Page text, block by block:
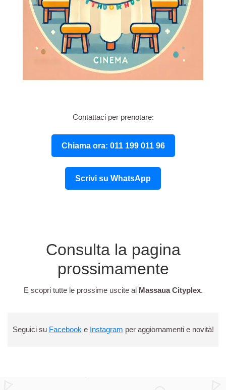
Contattaci per prenotare:
Chiama ora: 011 199 011 96
Scrivi su WhatsApp
Consulta la pagina
prossimamente
E scopri tutte le prossime uscite al Massaua Cityplex.
Seguici su Facebook e Instagram per aggiornamenti e novità!